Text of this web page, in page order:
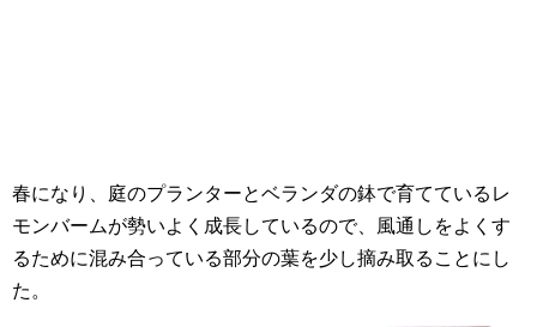
春になり、庭のプランターとベランダの鉢で育てているレ
モンバームが勢いよく成長しているので、風通しをよくす
るために混み合っている部分の葉を少し摘み取ることにし
た。